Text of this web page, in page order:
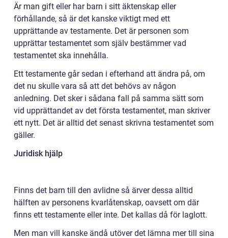
Är man gift eller har barn i sitt äktenskap eller
förhållande, så är det kanske viktigt med ett
upprättande av testamente. Det är personen som
upprättar testamentet som själv bestämmer vad
testamentet ska innehålla.
Ett testamente går sedan i efterhand att ändra på, om
det nu skulle vara så att det behövs av någon
anledning. Det sker i sådana fall på samma sätt som
vid upprättandet av det första testamentet, man skriver
ett nytt. Det är alltid det senast skrivna testamentet som
gäller.
Juridisk hjälp
Finns det barn till den avlidne så ärver dessa alltid
hälften av personens kvarlåtenskap, oavsett om där
finns ett testamente eller inte. Det kallas då för laglott.
Men man vill kanske ändå utöver det lämna mer till sina